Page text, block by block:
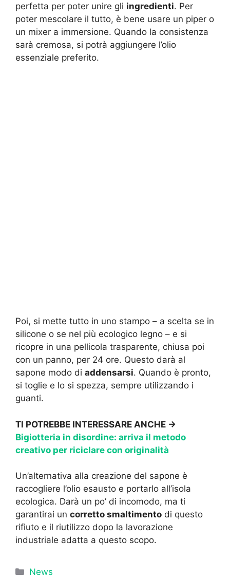
perfetta per poter unire gli ingredienti. Per
poter mescolare il tutto, è bene usare un piper o
un mixer a immersione. Quando la consistenza
sarà cremosa, si potrà aggiungere l’olio
essenziale preferito.
Poi, si mette tutto in uno stampo – a scelta se in
silicone o se nel più ecologico legno – e si
ricopre in una pellicola trasparente, chiusa poi
con un panno, per 24 ore. Questo darà al
sapone modo di addensarsi. Quando è pronto,
si toglie e lo si spezza, sempre utilizzando i
guanti.
TI POTREBBE INTERESSARE ANCHE ->
Bigiotteria in disordine: arriva il metodo
creativo per riciclare con originalità
Un’alternativa alla creazione del sapone è
raccogliere l’olio esausto e portarlo all’isola
ecologica. Darà un po’ di incomodo, ma ti
garantirai un corretto smaltimento di questo
rifiuto e il riutilizzo dopo la lavorazione
industriale adatta a questo scopo.
Categorie
News